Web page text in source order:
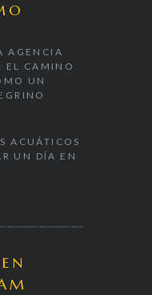
AGENCIA
EL CAMINO
UN
ACUÁTICOS
UN DÍA EN